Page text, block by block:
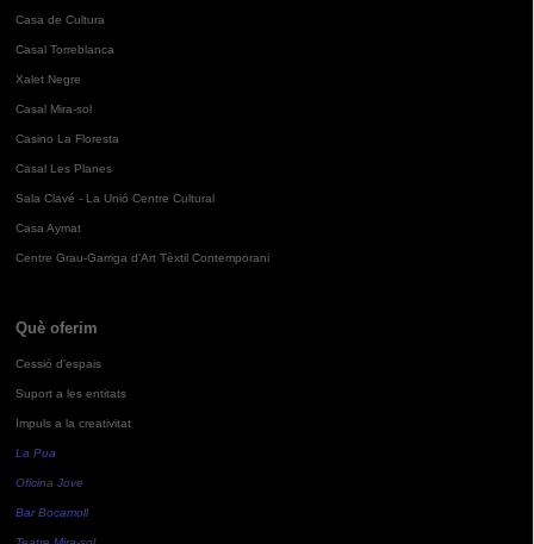
Casa de Cultura
Casal Torreblanca
Xalet Negre
Casal Mira-sol
Casino La Floresta
Casal Les Planes
Sala Clavé - La Unió Centre Cultural
Casa Aymat
Centre Grau-Garriga d'Art Tèxtil Contemporani
Què oferim
Cessió d'espais
Suport a les entitats
Impuls a la creativitat
La Pua
Oficina Jove
Bar Bocamoll